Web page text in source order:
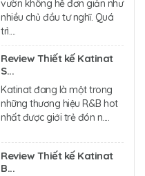
vườn không hề đơn giản như
nhiều chủ đầu tư nghĩ. Quá
trì....
Review Thiết kế Katinat
S...
Katinat đang là một trong
những thương hiệu R&B hot
nhất được giới trẻ đón n....
Review Thiết kế Katinat
B...